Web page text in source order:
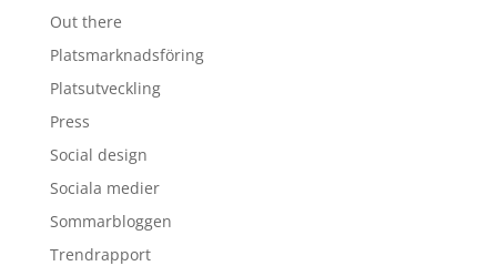
Out there
Platsmarknadsföring
Platsutveckling
Press
Social design
Sociala medier
Sommarbloggen
Trendrapport